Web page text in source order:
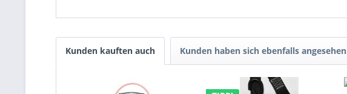
Kunden kauften auch Kunden haben sich ebenfalls angesehen